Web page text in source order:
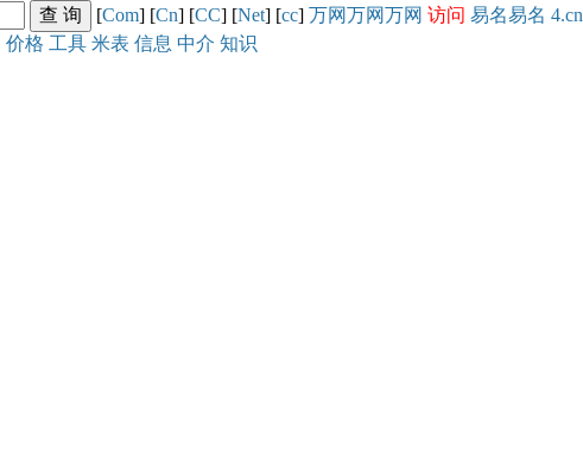
[Com] [Cn] [CC] [Net] [cc] 万网万网万网 访问 易名易名 4.cn
价格 工具 米表 信息 中介 知识